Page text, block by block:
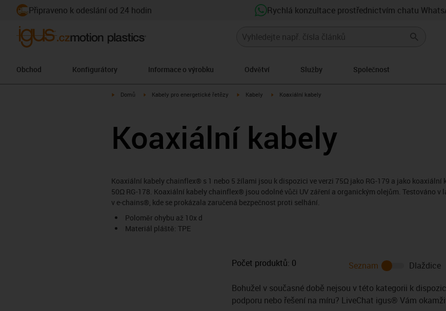
Připraveno k odeslání od 24 hodin Rychlá konzultace prostřednictvím chatu
Obchod Konfigurátory Informace o výrobku Odvětví Služby Společnost
igus-icon-arrow-right
Domů igus-icon-arrow-right
Kabely pro energetické řetězy igus-icon-arrow-right
Kabely igus-icon-arrow-right
Koaxiální kabely
Koaxiální kabely
Koaxiální kabely chainflex® s 1 nebo 5 žílami jsou k dispozici ve verzi 75Ω jako RG-179 a jako koaxiální
50Ω RG-178. Koaxiální kabely chainflex® jsou odolné vůči UV záření a organickým olejům. Testováno
v e-chains®, kde se prokázala zaručená bezpečnost proti selhání.
Poloměr ohybu až 10x d
Materiál pláště: TPE
Počet produktů: 0 Seznam
Dlaždice
Bohužel v současné době nejsou v této kategorii k
podporu nebo řešení na míru? LiveChat igus® Vám